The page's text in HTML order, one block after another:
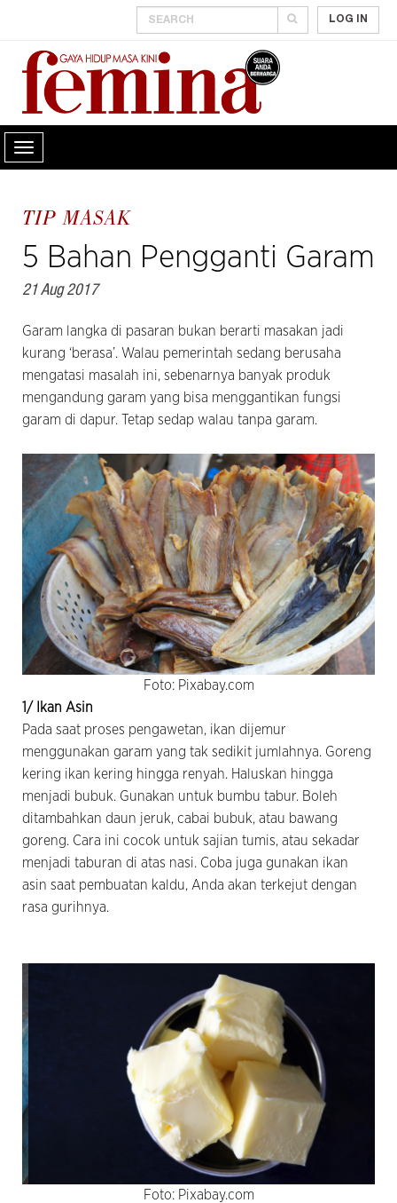
LOG IN
TIP MASAK
5 Bahan Pengganti Garam
21 Aug 2017
Garam langka di pasaran bukan berarti masakan jadi
kurang ‘berasa’. Walau pemerintah sedang berusaha
mengatasi masalah ini, sebenarnya banyak produk
mengandung garam yang bisa menggantikan fungsi
garam di dapur. Tetap sedap walau tanpa garam.
Foto: Pixabay.com
1/
Ikan Asin
Pada saat proses pengawetan, ikan dijemur
menggunakan garam yang tak sedikit jumlahnya. Goreng
kering ikan kering hingga renyah. Haluskan hingga
menjadi bubuk. Gunakan untuk bumbu tabur. Boleh
ditambahkan daun jeruk, cabai bubuk, atau bawang
goreng. Cara ini cocok untuk sajian tumis, atau sekadar
menjadi taburan di atas nasi. Coba juga gunakan ikan
asin saat pembuatan kaldu, Anda akan terkejut dengan
rasa gurihnya.
Foto: Pixabay.com